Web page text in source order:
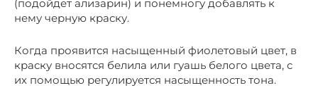
(подойдет ализарин) и понемногу добавлять к
нему черную краску.
Когда проявится насыщенный фиолетовый цвет, в
краску вносятся белила или гуашь белого цвета, с
их помощью регулируется насыщенность тона.